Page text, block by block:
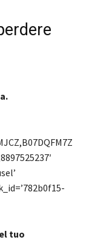
tuo